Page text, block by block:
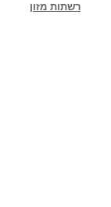
רשתות מזון